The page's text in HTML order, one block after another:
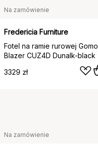
Na zamówienie
Fredericia Furniture
Fotel na ramie rurowej Gomo,
Blazer CUZ4D Dunalk-black
3329 zł
Na zamówienie